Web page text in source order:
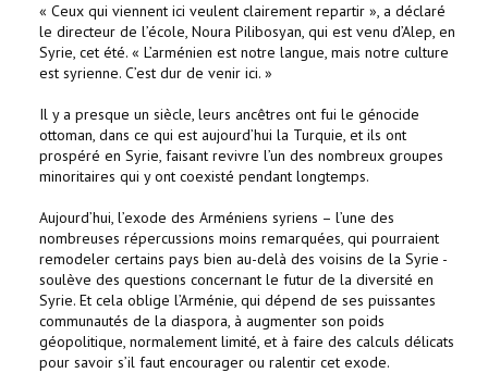
« Ceux qui viennent ici veulent clairement repartir », a déclaré
le directeur de l’école, Noura Pilibosyan, qui est venu d’Alep, en
Syrie, cet été. « L’arménien est notre langue, mais notre culture
est syrienne. C’est dur de venir ici. »
Il y a presque un siècle, leurs ancêtres ont fui le génocide
ottoman, dans ce qui est aujourd’hui la Turquie, et ils ont
prospéré en Syrie, faisant revivre l’un des nombreux groupes
minoritaires qui y ont coexisté pendant longtemps.
Aujourd’hui, l’exode des Arméniens syriens – l’une des
nombreuses répercussions moins remarquées, qui pourraient
remodeler certains pays bien au-delà des voisins de la Syrie -
soulève des questions concernant le futur de la diversité en
Syrie. Et cela oblige l’Arménie, qui dépend de ses puissantes
communautés de la diaspora, à augmenter son poids
géopolitique, normalement limité, et à faire des calculs délicats
pour savoir s’il faut encourager ou ralentir cet exode.